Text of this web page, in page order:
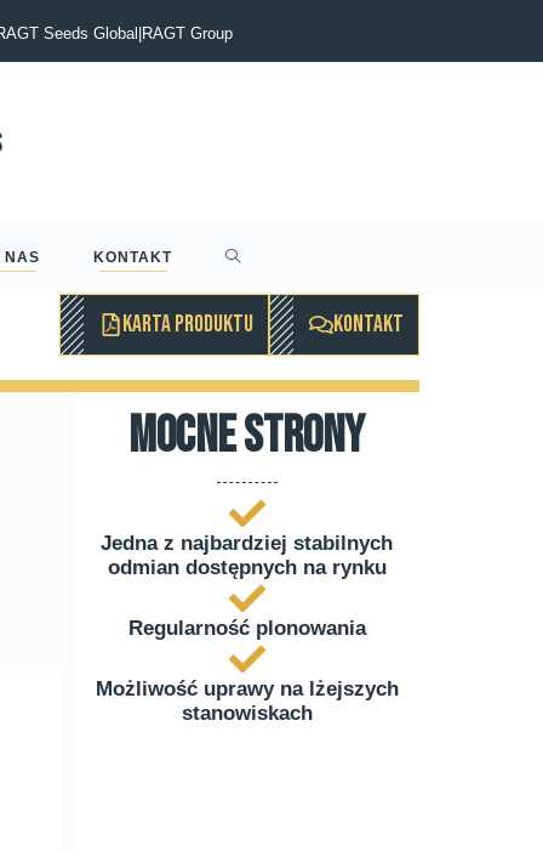
Seeds Global|RAGT Group
NAS KONTAKT
KARTA PRODUKTU KONTAKT
mocne strony
Jedna z najbardziej stabilnych
odmian dostępnych na rynku
Regularność plonowania
Możliwość uprawy na lżejszych
stanowiskach